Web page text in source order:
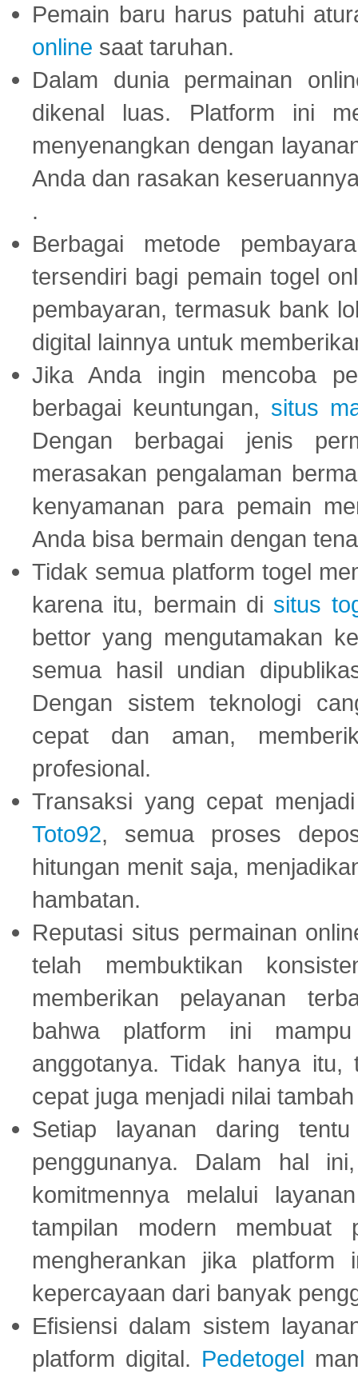
Pemain baru harus patuhi
online saat taruhan.
Dalam dunia permainan
dikenal luas. Platform ini
menyenangkan dengan
Anda dan rasakan
.
Berbagai metode
tersendiri bagi pemain togel
pembayaran, termasuk bank
digital lainnya untuk
Jika Anda ingin mencoba
berbagai keuntungan, situs
Dengan berbagai jenis
merasakan pengalaman
kenyamanan para pemain
Anda bisa bermain dengan
Tidak semua platform togel
karena itu, bermain di situs
bettor yang mengutamakan
semua hasil undian
Dengan sistem teknologi
cepat dan aman,
profesional.
Transaksi yang cepat
Toto92, semua proses
hitungan menit saja,
hambatan.
Reputasi situs permainan
telah membuktikan
memberikan pelayanan
bahwa platform ini
anggotanya. Tidak hanya
cepat juga menjadi nilai
Setiap layanan daring
penggunanya. Dalam hal
komitmennya melalui
tampilan modern membuat
mengherankan jika platform
kepercayaan dari banyak
Efisiensi dalam sistem
platform digital. Pedetogel